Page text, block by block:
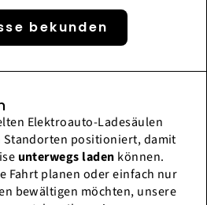
bekunden
Elektroauto-Ladesäulen
Standorten positioniert, damit
unterwegs laden können.
Fahrt planen oder einfach nur
bewältigen möchten, unsere